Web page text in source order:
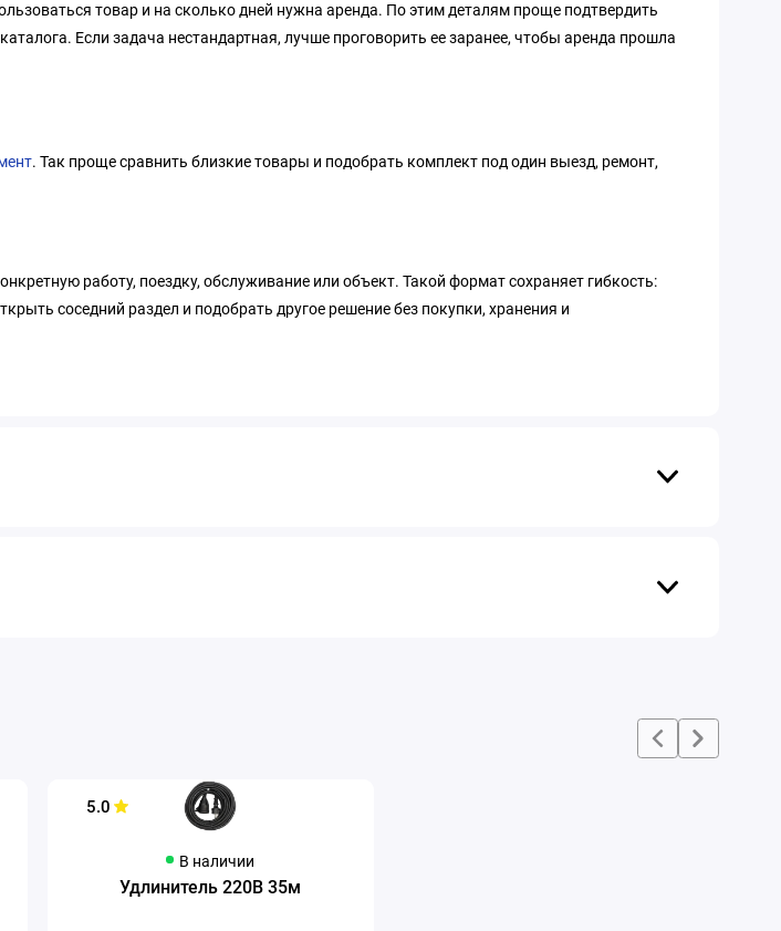
товар и на сколько дней нужна аренда. По этим деталям проще подтвердить
Если задача нестандартная, лучше проговорить ее заранее, чтобы аренда прошла
. Так проще сравнить близкие товары и подобрать комплект под один выезд, ремонт,
работу, поездку, обслуживание или объект. Такой формат сохраняет гибкость:
соседний раздел и подобрать другое решение без покупки, хранения и
5.0
В наличии
Удлинитель 220В 35м